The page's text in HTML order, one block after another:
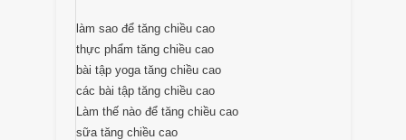
làm sao để tăng chiều cao
thực phẩm tăng chiều cao
bài tập yoga tăng chiều cao
các bài tập tăng chiều cao
Làm thế nào để tăng chiều cao
sữa tăng chiều cao